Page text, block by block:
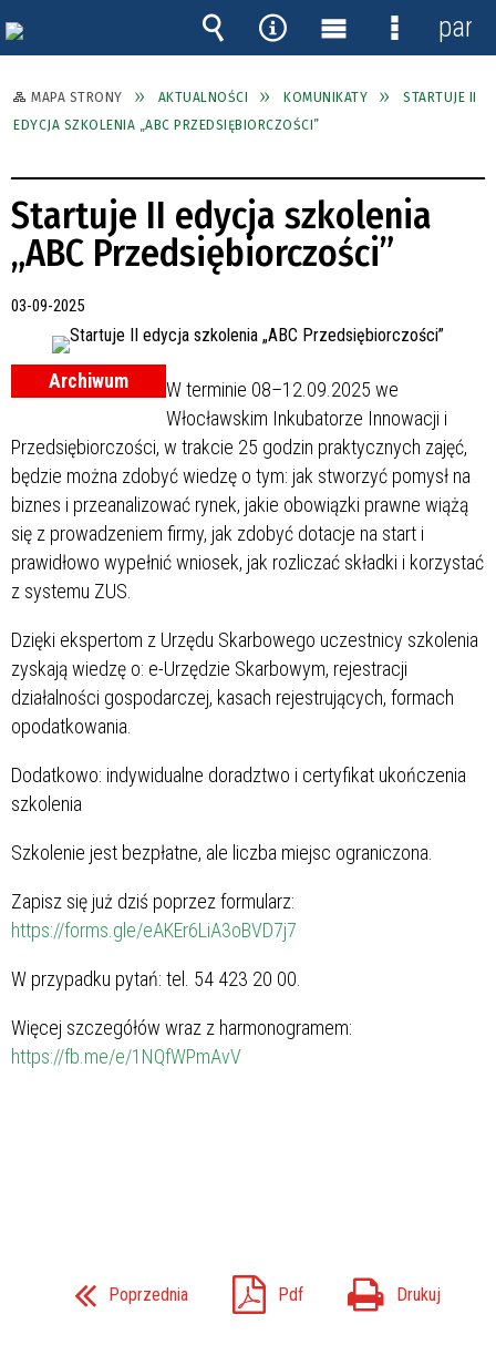
MAPA STRONY AKTUALNOŚCI KOMUNIKATY
STARTUJE II
EDYCJA SZKOLENIA „ABC PRZEDSIĘBIORCZOŚCI”
Startuje II edycja szkolenia
„ABC Przedsiębiorczości”
03-09-2025
Archiwum
W terminie 08–12.09.2025 we
Włocławskim Inkubatorze Innowacji i
Przedsiębiorczości, w trakcie 25 godzin praktycznych zajęć,
będzie można zdobyć wiedzę o tym: jak stworzyć pomysł na
biznes i przeanalizować rynek, jakie obowiązki prawne wiążą
się z prowadzeniem firmy, jak zdobyć dotacje na start i
prawidłowo wypełnić wniosek, jak rozliczać składki i korzystać
z systemu ZUS.
Dzięki ekspertom z Urzędu Skarbowego uczestnicy szkolenia
zyskają wiedzę o: e-Urzędzie Skarbowym, rejestracji
działalności gospodarczej, kasach rejestrujących, formach
opodatkowania.
Dodatkowo: indywidualne doradztwo i certyfikat ukończenia
szkolenia
Szkolenie jest bezpłatne, ale liczba miejsc ograniczona.
Zapisz się już dziś poprzez formularz:
https://forms.gle/eAKEr6LiA3oBVD7j7
W przypadku pytań: tel. 54 423 20 00.
Więcej szczegółów wraz z harmonogramem:
https://fb.me/e/1NQfWPmAvV
Poprzednia Pdf Drukuj
Wyszukiwarka
Narzędzia
Menu
główne
Menu
panel